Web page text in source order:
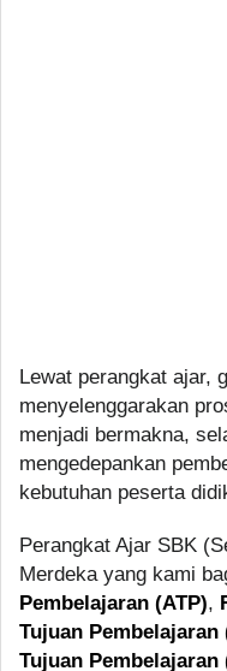
Lewat perangkat ajar,
menyelenggarakan
menjadi bermakna,
mengedepankan
kebutuhan peserta
Perangkat Ajar SBK
Merdeka yang kami
Pembelajaran (ATP),
Tujuan Pembelajaran
Tujuan Pembelajaran